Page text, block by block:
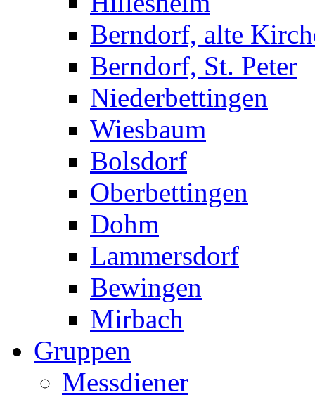
Berndorf, alte
Berndorf, St. Peter
Niederbettingen
Wiesbaum
Bolsdorf
Oberbettingen
Dohm
Lammersdorf
Bewingen
Mirbach
Gruppen
Messdiener